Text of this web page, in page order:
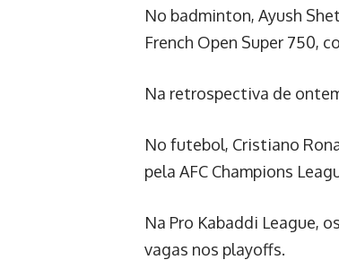
No badminton, Ayush
French Open Super 750,
Na retrospectiva de
No futebol, Cristiano
pela AFC Champions
Na Pro Kabaddi League,
vagas nos playoffs.